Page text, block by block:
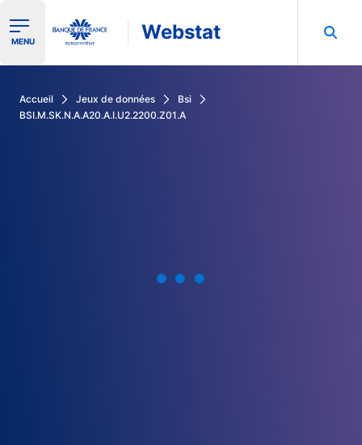
Ouvrir le menu de navigation
MENU Webstat
Accueil Jeux de données
Bsi
BSI.M.SK.N.A.A20.A.I.U2.2200.Z01.A